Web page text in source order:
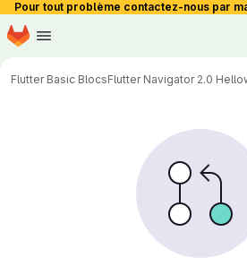
Pour tout problème contactez-nous par
Skip to main content
Homepage
Flutter Basic BlocsFlutter Navigator 2.0